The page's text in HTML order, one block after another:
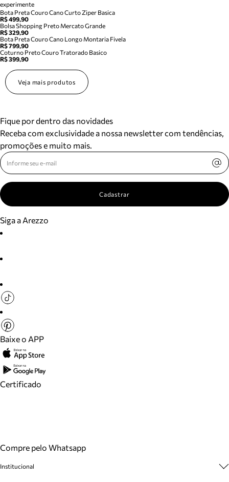
experimente
Bota Preta Couro Cano Curto Ziper Basica
R$ 499,90
Bolsa Shopping Preto Mercato Grande
R$ 329,90
Bota Preta Couro Cano Longo Montaria Fivela
R$ 799,90
Coturno Preto Couro Tratorado Basico
R$ 399,90
Veja mais produtos
Fique por dentro das novidades
Receba com exclusividade a nossa newsletter com tendências,
promoções e muito mais.
Cadastrar
Siga a Arezzo
Baixe o APP
Certificado
Compre pelo Whatsapp
Institucional